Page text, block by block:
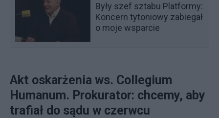
Były szef sztabu Platformy:
Koncern tytoniowy zabiegał
o moje wsparcie
Akt oskarżenia ws. Collegium
Humanum. Prokurator: chcemy, aby
trafiał do sądu w czerwcu